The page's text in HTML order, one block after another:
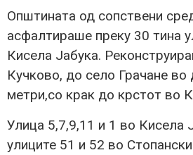
Општината од сопствени
асфалтираше преку 30 тина
Кисела Јабука.
Кучково, до село Грачане
метри,со крак до крстот во
Улица 5,7,9,11 и 1 во Кисела
улиците 51 и 52 во